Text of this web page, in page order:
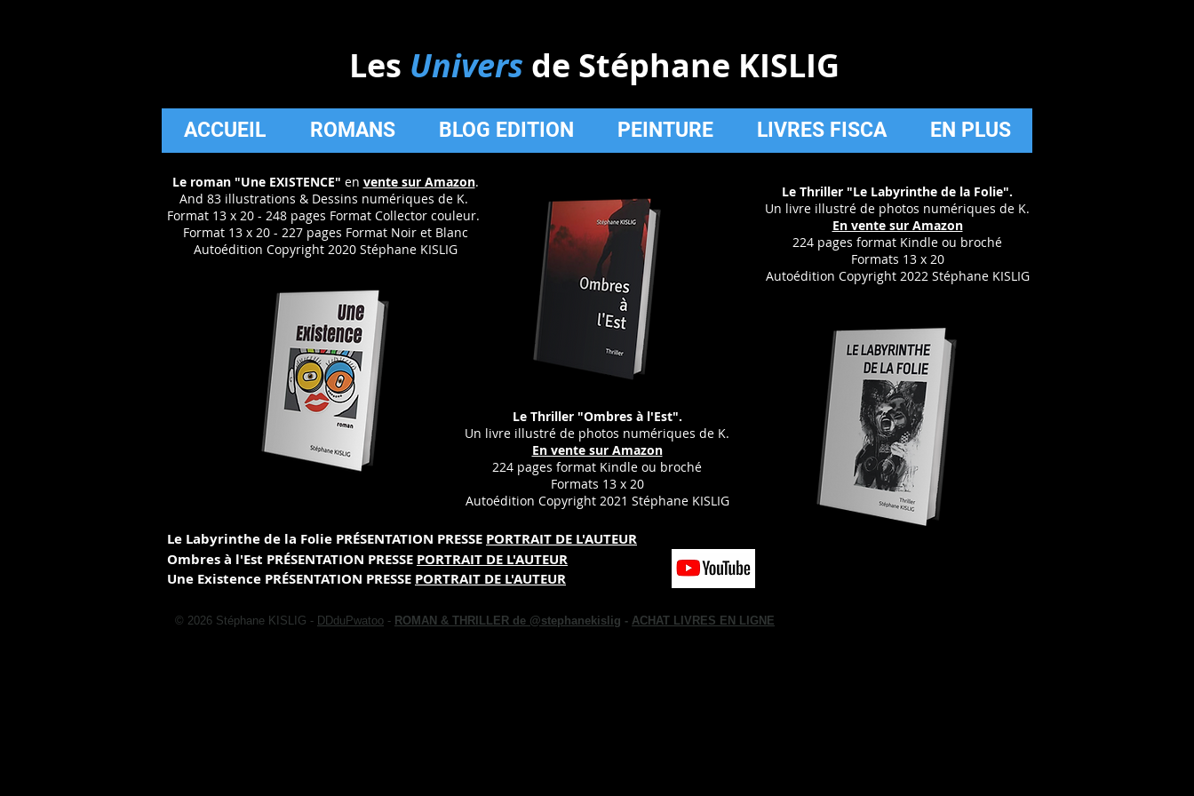
Les Univers de Stéphane KISLIG
ACCUEIL ROMANS BLOG EDITION PEINTURE LIVRES FISCA EN PLUS
Le roman "Une EXISTENCE" en vente sur Amazon.
And 83 illustrations & Dessins numériques de K.
Format 13 x 20 - 248 pages Format Collector couleur.
Format 13 x 20 - 227 pages Format Noir et Blanc
Autoédition Copyright 2020 Stéphane KISLIG
Le Thriller "Ombres à l'Est".
Un livre illustré de photos numériques de K.
En vente sur Amazon
224 pages format Kindle ou broché
Formats 13 x 20
Autoédition Copyright 2021 Stéphane KISLIG
Le Labyrinthe de la Folie PRÉSENTATION PRESSE PORTRAIT DE L'AUTEUR
Ombres à l'Est PRÉSENTATION PRESSE PORTRAIT DE L'AUTEUR
Une Existence PRÉSENTATION PRESSE PORTRAIT DE L'AUTEUR
Le Thriller "Le Labyrinthe de la Folie".
Un livre illustré de photos numériques de K.
En vente sur Amazon
224 pages format Kindle ou broché
Formats 13 x 20
Autoédition Copyright 2022 Stéphane KISLIG
© 2026 Stéphane KISLIG - DDduPwatoo - ROMAN & THRILLER de @stephanekislig - ACHAT LIVRES EN LIGNE